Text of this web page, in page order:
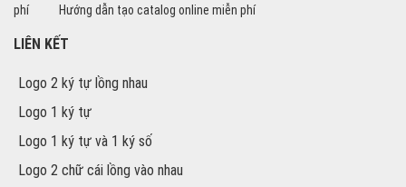
phí
Hướng dẫn tạo catalog online miễn phí
LIÊN KẾT
Logo 2 ký tự lồng nhau
Logo 1 ký tự
Logo 1 ký tự và 1 ký số
Logo 2 chữ cái lồng vào nhau